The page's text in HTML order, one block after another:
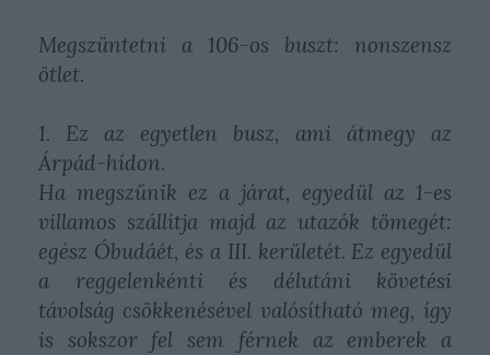
Megszüntetni a 106-os buszt: nonszensz
ötlet.
1. Ez az egyetlen busz, ami átmegy az
Árpád-hídon.
Ha megszűnik ez a járat, egyedül az 1-es
villamos szállítja majd az utazók tömegét:
egész Óbudáét, és a III. kerületét. Ez egyedül
a reggelenkénti és délutáni követési
távolság csökkenésével valósítható meg, így
is sokszor fel sem férnek az emberek a